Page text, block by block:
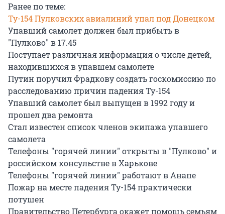
Ранее по теме:
Ту-154 Пулковских авиалиний упал под Донецком
Упавший самолет должен был прибыть в
"Пулково" в 17.45
Поступает различная информация о числе детей,
находившихся в упавшем самолете
Путин поручил Фрадкову создать госкомиссию по
расследованию причин падения Ту-154
Упавший самолет был выпущен в 1992 году и
прошел два ремонта
Стал известен список членов экипажа упавшего
самолета
Телефоны "горячей линии" открыты в "Пулково" и
российском консульстве в Харькове
Телефоны "горячей линии" работают в Анапе
Пожар на месте падения Ту-154 практически
потушен
Правительство Петербурга окажет помощь семьям